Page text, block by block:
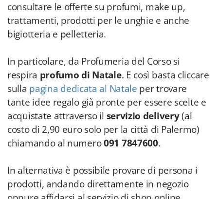
consultare le offerte su profumi, make up,
trattamenti, prodotti per le unghie e anche
bigiotteria e pelletteria.
In particolare, da Profumeria del Corso si
respira profumo di Natale. E così basta cliccare
sulla pagina dedicata al Natale per trovare
tante idee regalo già pronte per essere scelte e
acquistate attraverso il servizio delivery(al
costo di 2,90 euro solo per la città di Palermo)
chiamando al numero091 7847600.
In alternativa è possibile provare di persona i
prodotti, andando direttamente in negozio